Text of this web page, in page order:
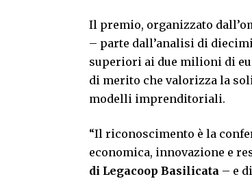
Il premio, organizzato
– parte dall’analisi di
superiori ai due milioni di
di merito che valorizza la
modelli imprenditoriali.
“Il riconoscimento è la
economica, innovazione e
di Legacoop Basilicata – e